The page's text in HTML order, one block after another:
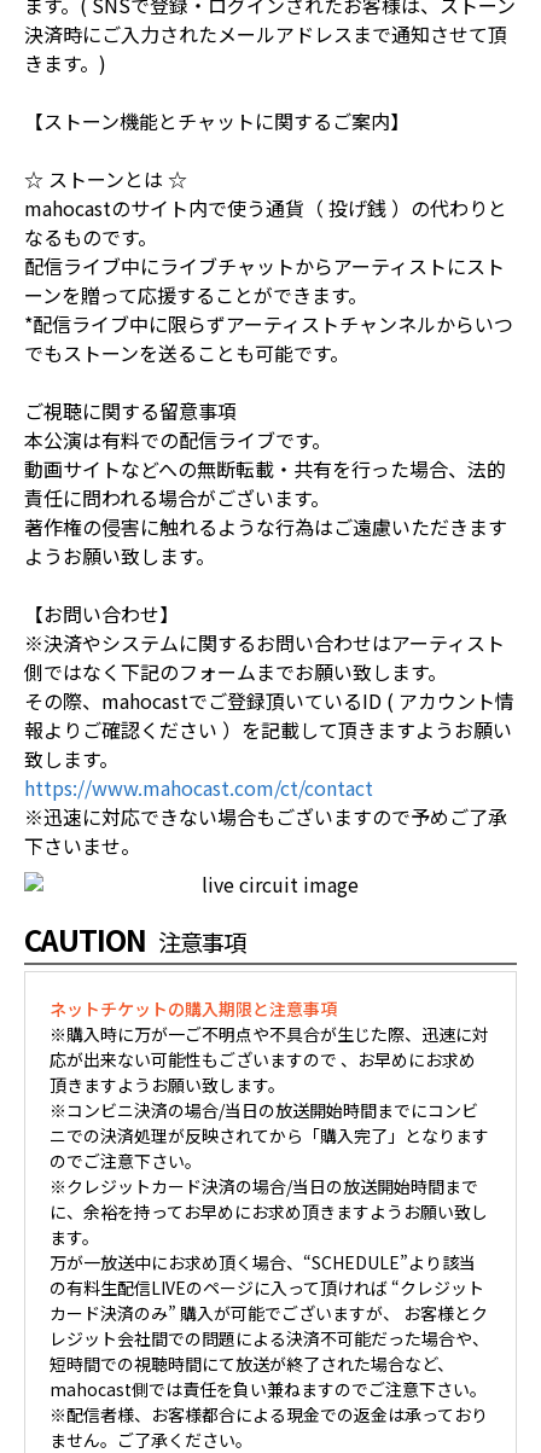
決済時にご入力されたメールアドレスまで通知させて頂
きます。)
【ストーン機能とチャットに関するご案内】
☆ ストーンとは ☆
mahocastのサイト内で使う通貨（ 投げ銭 ）の代わりと
なるものです。
配信ライブ中にライブチャットからアーティストにスト
ーンを贈って応援することができます。
*配信ライブ中に限らずアーティストチャンネルからいつ
でもストーンを送ることも可能です。
ご視聴に関する留意事項
本公演は有料での配信ライブです。
動画サイトなどへの無断転載・共有を行った場合、法的
責任に問われる場合がございます。
著作権の侵害に触れるような行為はご遠慮いただきます
ようお願い致します。
【お問い合わせ】
※決済やシステムに関するお問い合わせはアーティスト
側ではなく下記のフォームまでお願い致します。
その際、mahocastでご登録頂いているID ( アカウント情
報よりご確認ください ）を記載して頂きますようお願い
致します。
https://www.mahocast.com/ct/contact
※迅速に対応できない場合もございますので予めご了承
下さいませ。
CAUTION 注意事項
ネットチケットの購入期限と注意事項
※購入時に万が一ご不明点や不具合が生じた際、迅速に対
応が出来ない可能性もございますので 、お早めにお求め
頂きますようお願い致します。
※コンビニ決済の場合/当日の放送開始時間までにコンビ
ニでの決済処理が反映されてから「購入完了」となります
のでご注意下さい。
※クレジットカード決済の場合/当日の放送開始時間まで
に、余裕を持ってお早めにお求め頂きますようお願い致し
ます。
万が一放送中にお求め頂く場合、“SCHEDULE”より該当
の有料生配信LIVEのページに入って頂ければ “クレジット
カード決済のみ” 購入が可能でございますが、 お客様とク
レジット会社間での問題による決済不可能だった場合や、
短時間での視聴時間にて放送が終了された場合など、
mahocast側では責任を負い兼ねますのでご注意下さい。
※配信者様、お客様都合による現金での返金は承っており
ません。ご了承ください。